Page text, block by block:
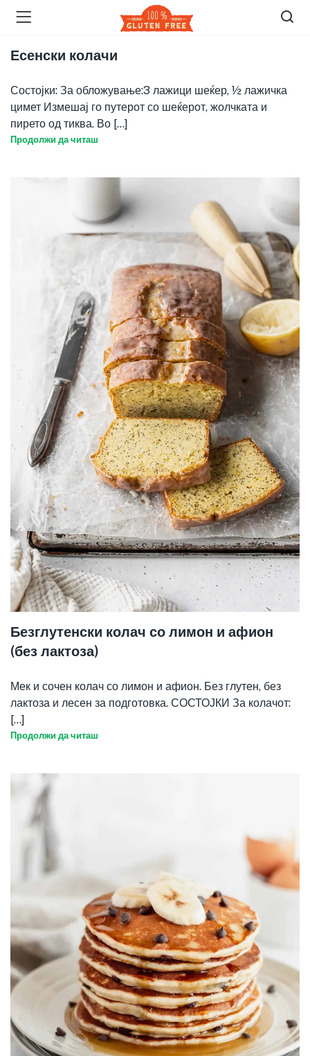
Есенски колачи
Состојки: За обложување:3 лажици шеќер, ½ лажичка
цимет Измешај го путерот со шеќерот, жолчката и
пирето од тиква. Во [...]
Продолжи да читаш
Безглутенски колач со лимон и афион
(без лактоза)
Мек и сочен колач со лимон и афион. Без глутен, без
лактоза и лесен за подготовка. СОСТОЈКИ За колачот:
[...]
Продолжи да читаш